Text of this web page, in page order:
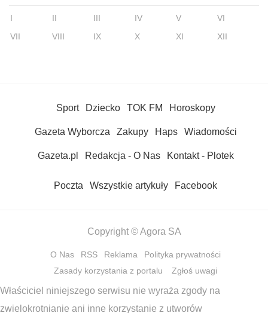
I II III IV V
VI
VII
VIII IX X XI XII
Sport Dziecko TOK FM Horoskopy
Gazeta Wyborcza Zakupy Haps Wiadomości
Gazeta.pl Redakcja - O Nas Kontakt - Plotek
Poczta Wszystkie artykuły Facebook
Copyright © Agora SA
O Nas RSS Reklama
Polityka prywatności
Zasady korzystania z portalu
Zgłoś uwagi
Właściciel niniejszego serwisu nie wyraża zgody na
zwielokrotnianie ani inne korzystanie z utworów